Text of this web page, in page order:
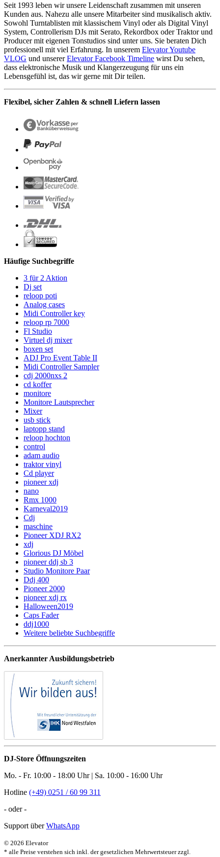
Seit 1993 leben wir unsere Leidenschaft zusammen mit unseren
Kunden aus. Nahezu alle unsere Mitarbeiter sind musikalisch aktiv.
Sowohl Turntablisten mit klassischem Vinyl oder als Digital Vinyl
System, Controllerism DJs mit Serato, Rekordbox oder Traktor und
Producer mit eigenen Tonstudios sind unter uns. Sie beraten Dich
professionell mit viel Erfahrung. In unserem Elevator Youtube
VLOG und unsererElevator Facebook Timeline wirst Du sehen,
dass elektronische Musik und Klangerzeugung für uns ein
Lebensgefühl ist, das wir gerne mit Dir teilen.
Flexibel, sicher Zahlen & schnell Liefern lassen
Häufige Suchbegriffe
3 für 2 Aktion
Dj set
reloop poti
Analog cases
Midi Controller key
reloop rp 7000
Fl Studio
Virtuel dj mixer
boxen set
ADJ Pro Event Table II
Midi Controller Sampler
cdj 2000nxs 2
cd koffer
monitore
Monitore Lautsprecher
Mixer
usb stick
laptopp stand
reloop hochton
control
adam audio
traktor vinyl
Cd player
pioneer xdj
nano
Rmx 1000
Karneval2019
Cdj
maschine
Pioneer XDJ RX2
xdj
Glorious DJ Möbel
pioneer ddj sb 3
Studio Monitore Paar
Ddj 400
Pioneer 2000
pioneer xdj rx
Halloween2019
Caps Fader
ddj1000
Weitere beliebte Suchbegriffe
Anerkannter Ausbildungsbetrieb
DJ-Store Öffnungszeiten
Mo. - Fr. 10:00 - 18:00 Uhr | Sa. 10:00 - 16:00 Uhr
Hotline (+49) 0251 / 60 99 311
- oder -
Support überWhatsApp
© 2026 Elevator
* alle Preise verstehen sich inkl. der gesetzlichen Mehrwertsteuer zzgl.